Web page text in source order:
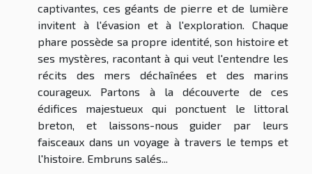
captivantes, ces géants de pierre et de lumière
invitent à l'évasion et à l'exploration. Chaque
phare possède sa propre identité, son histoire et
ses mystères, racontant à qui veut l'entendre les
récits des mers déchaînées et des marins
courageux. Partons à la découverte de ces
édifices majestueux qui ponctuent le littoral
breton, et laissons-nous guider par leurs
faisceaux dans un voyage à travers le temps et
l'histoire. Embruns salés...